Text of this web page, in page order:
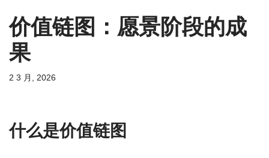
价值链图：愿景阶段的成
果
2 3 月, 2026
什么是价值链图